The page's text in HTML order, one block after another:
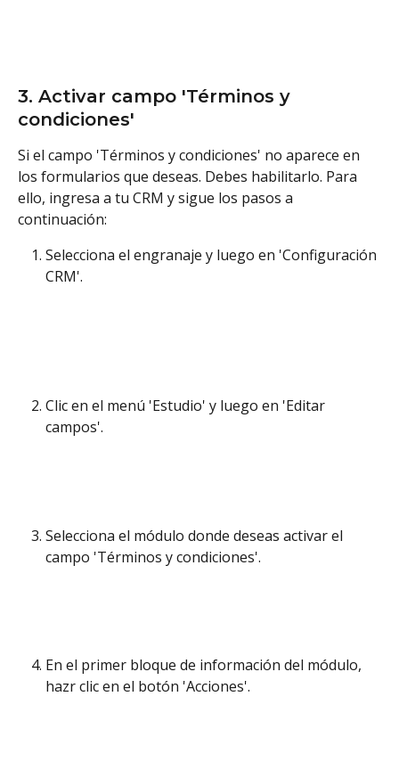
3. Activar campo 'Términos y
condiciones'
Si el campo 'Términos y condiciones' no aparece en
los formularios que deseas. Debes habilitarlo. Para
ello, ingresa a tu CRM y sigue los pasos a
continuación:
Selecciona el engranaje y luego en 'Configuración
CRM'.
Clic en el menú 'Estudio' y luego en 'Editar
campos'.
Selecciona el módulo donde deseas activar el
campo 'Términos y condiciones'.
En el primer bloque de información del módulo,
hazr clic en el botón 'Acciones'.